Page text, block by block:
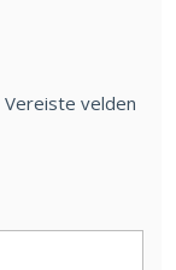
Vereiste velden